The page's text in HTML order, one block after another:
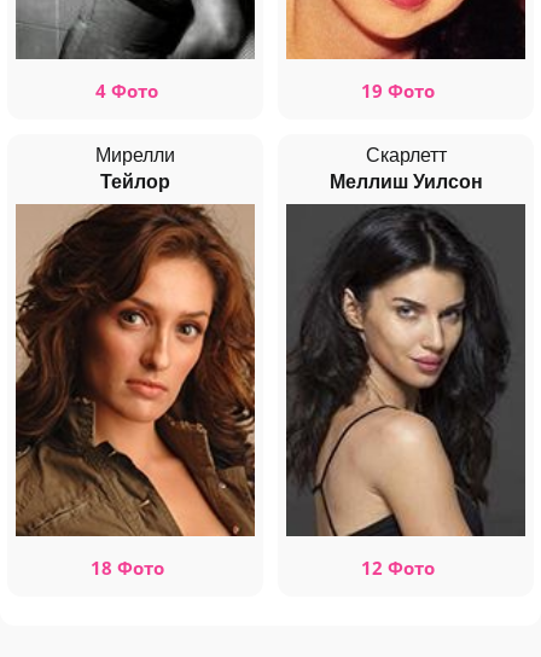
4 Фото 19 Фото
Мирелли
Тейлор
18 Фото
Скарлетт
Меллиш Уилсон
12 Фото